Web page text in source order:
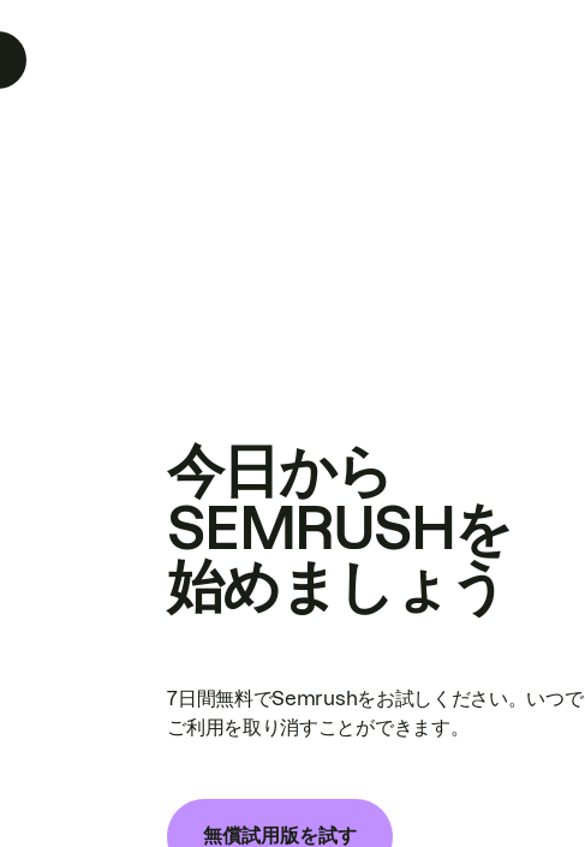
今日から
SEMRUSHを
始めましょう
7日間無料でSemrushをお試しください。いつ
ご利用を取り消すことができます。
無償試用版を試す